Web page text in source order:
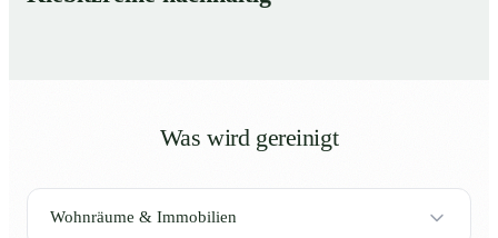
Was wird gereinigt
Wohnräume & Immobilien